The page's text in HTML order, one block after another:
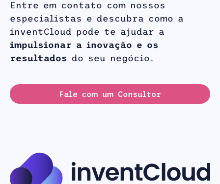
Entre em contato com nossos
especialistas e descubra como a
inventCloud pode te ajudar a
impulsionar a inovação e os
resultados do seu negócio.
Fale com um Consultor